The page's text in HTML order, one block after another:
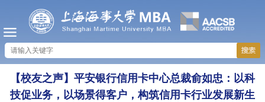
【校友之声】平安银行信用卡中心总裁俞如忠：以科
技促业务，以场景得客户，构筑信用卡行业发展新生